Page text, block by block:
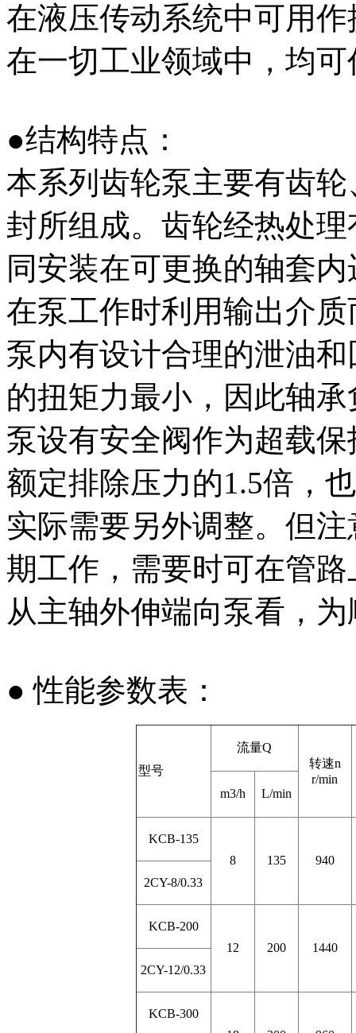
在液压传动系统中可用
在一切工业领域中，均
●结构特点：
本系列齿轮泵主要有齿
封所组成。齿轮经热处
同安装在可更换的轴套
在泵工作时利用输出介
泵内有设计合理的泄油
的扭矩力最小，因此轴
泵设有安全阀作为超载
额定排除压力的1.5倍，
实际需要另外调整。但
期工作，需要时可在管
从主轴外伸端向泵看，
● 性能参数表：
型号
流量Q
转速n
r/min
m3/h
L/min
KCB-135
8
135
940
2CY-8/0.33
KCB-200
12
200
1440
2CY-12/0.33
KCB-300